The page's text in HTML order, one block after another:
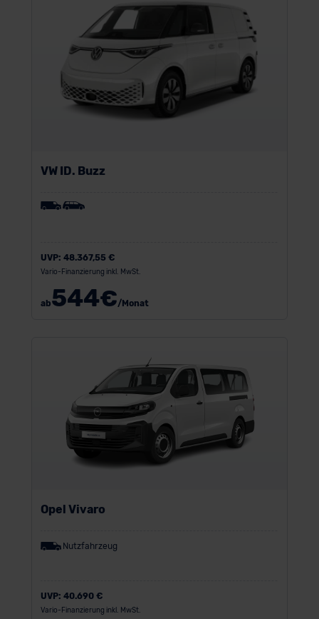
VW ID. Buzz
UVP: 48.367,55 €
Vario-Finanzierung inkl. MwSt.
ab544€/Monat
Opel Vivaro
Nutzfahrzeug
UVP: 40.690 €
Vario-Finanzierung inkl. MwSt.